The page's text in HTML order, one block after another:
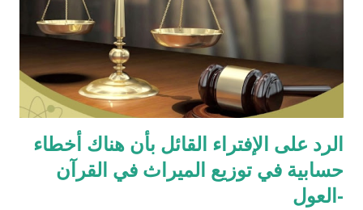
الرد على الإفتراء القائل بأن هناك أخطاء
حسابية في توزيع الميراث في القرآن
-العول